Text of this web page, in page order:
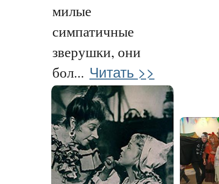
милые
симпатичные
зверушки, они
бол... Читать >>